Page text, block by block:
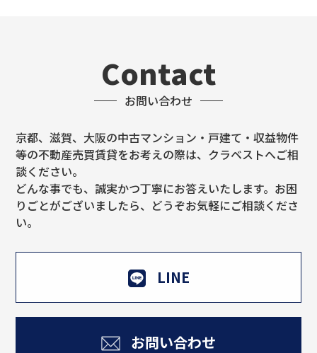
Contact
お問い合わせ
京都、滋賀、大阪の中古マンション・戸建て・収益物件
等の不動産売買賃貸をお考えの際は、クラベストへご相
談ください。
どんな事でも、誠実かつ丁寧にお答えいたします。お困
りごとがございましたら、どうぞお気軽にご相談くださ
い。
LINE
お問い合わせ